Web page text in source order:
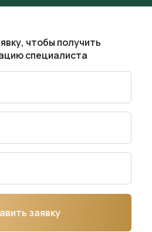
Россия
Украина
специалиста